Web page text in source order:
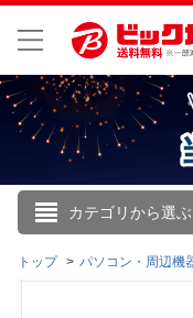
カテゴリから選ぶ
トップ パソコン・周辺機